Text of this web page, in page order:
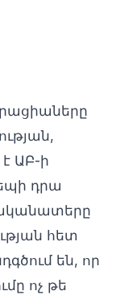
ԱԲ-ի
դրա
հետ
են, որ
ոչ թե